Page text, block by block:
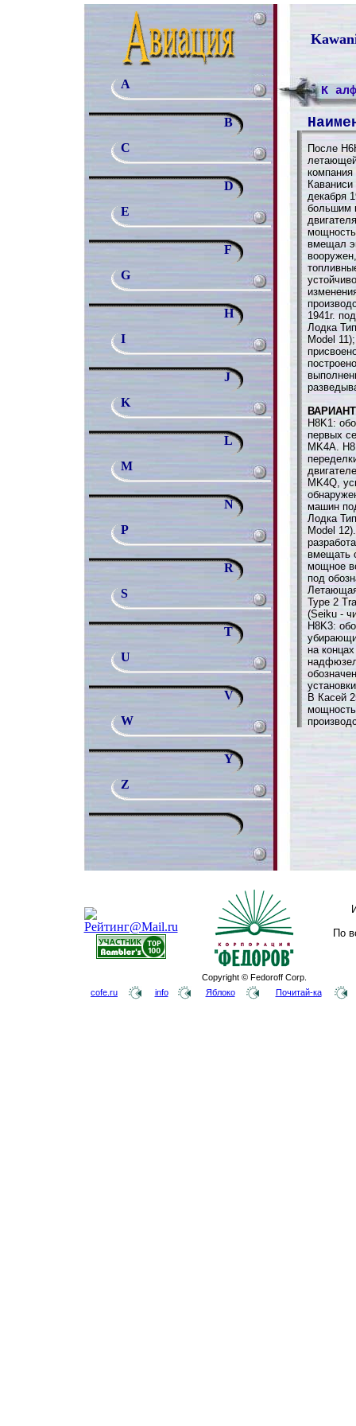
A
B
C
D
E
F
G
H
I
J
K
L
M
N
P
R
S
T
U
V
W
Y
Z
К
После
компания
декабря
большим
вмещал
1941г.
Лодка
Model
H8K1:
первых
MK4A.
MK4Q,
машин
Лодка
Model
вмещать
мощное
под
Type 2
(Seiku -
H8K3:
на
B Касей
Copyright © Fedoroff Corp.
По
cofe.ru info Яблоко Почитай-ка